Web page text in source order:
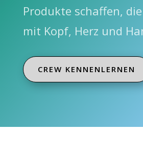
Produkte schaffen,
mit Kopf, Herz und
CREW KENNENLERNEN